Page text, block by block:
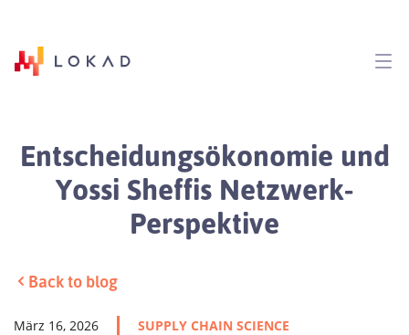
Entscheidungsökonomie und
Yossi Sheffis Netzwerk-
Perspektive
Back to blog
März 16, 2026
SUPPLY CHAIN SCIENCE